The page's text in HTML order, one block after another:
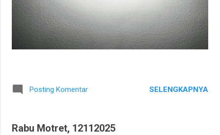
Posting Komentar SELENGKAPNYA
Rabu Motret, 12112025